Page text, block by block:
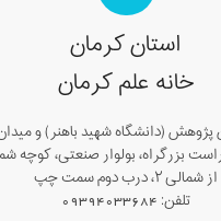
استان کرمان
خانه علم کرمان
(دانشگاه شهید باهنر) و میدان
از شمالی ۲، درب دوم سمت چپ
تلفن: 09394033684